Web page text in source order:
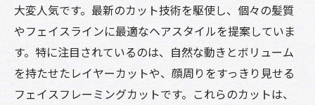
大変人気です。最新のカット技術を駆使し、個々の髪質
やフェイスラインに最適なヘアスタイルを提案していま
す。特に注目されているのは、自然な動きとボリューム
を持たせたレイヤーカットや、顔周りをすっきり見せる
フェイスフレーミングカットです。これらのカットは、